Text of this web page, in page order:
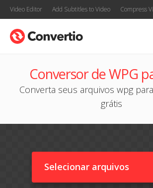
Video Editor Add Subtitles to Video Compress
Conversor de WPG
Converta seus arquivos wpg
grátis
Selecionar arquivos